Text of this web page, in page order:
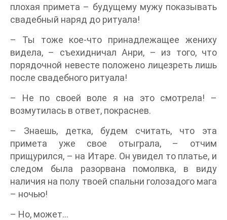
плохая примета – будущему мужу показывать
свадебный наряд до ритуала!
– Ты тоже кое-что принадлежащее жениху
видела, – съехидничал Анри, – из того, что
порядочной невесте положено лицезреть лишь
после свадебного ритуала!
– Не по своей воле я на это смотрела! –
возмутилась в ответ, покраснев.
– Знаешь, детка, будем считать, что эта
примета уже свое отыграла, – отчим
прищурился, – на Итаре. Он увидел то платье, и
следом была разорвана помолвка, в виду
наличия на полу твоей спальни голозадого мага
– ночью!
– Но, может…